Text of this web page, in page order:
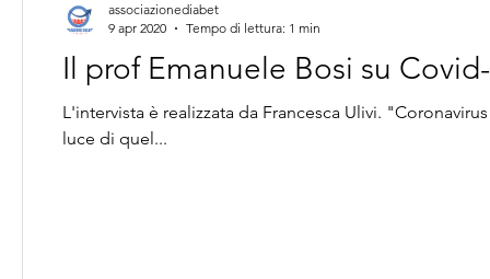
Il prof Emanuele Bosi su
L'intervista è realizzata da Francesca Ulivi.
luce di quel...
associazionediabet
9 apr 2020
Tempo di lettura: 1 min